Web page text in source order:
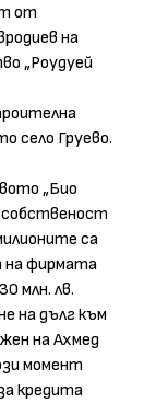
от
на
„Роудуей
село Груево.
„Био
собственост
са
фирмата
млн. лв.
на дълг към
на Ахмед
момент
кредита